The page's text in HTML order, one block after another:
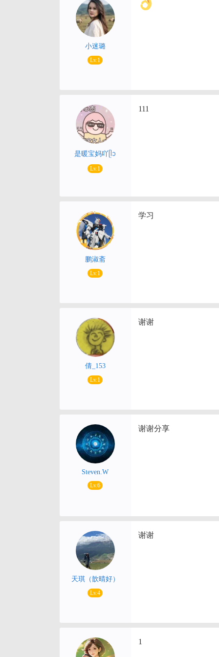
小迷璐
Lv.1
是暖宝妈吖ᥫᩣ
Lv.1
111
鹏淑斋
Lv.1
学习
倩_153
Lv.1
谢谢
Steven.W
Lv.6
谢谢分享
天琪（歆晴好）
Lv.4
谢谢
1